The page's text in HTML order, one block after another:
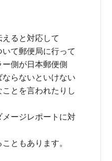
ると対応して
て郵便局に行って
側が日本郵便側
らないといけない
とを言われたりし
ージレポートに対
ともあります。